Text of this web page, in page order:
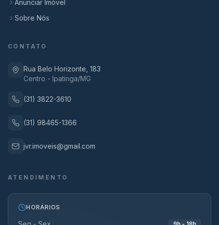
Anunciar Imóvel
Sobre Nós
CONTATO
Rua Belo Horizonte, 183
Centro - Ipatinga/MG
(31) 3822-3610
(31) 98465-1366
jvr.imoveis@gmail.com
ATENDIMENTO
HORÁRIOS